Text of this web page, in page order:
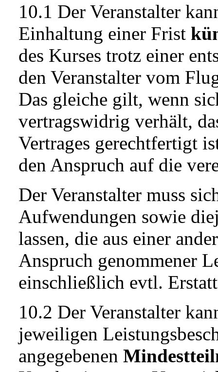
10.1 Der Veranstalter
Einhaltung einer Frist
des Kurses trotz einer
den Veranstalter vom
Das gleiche gilt, wenn
vertragswidrig verhält,
Vertrages gerechtfertigt
den Anspruch auf die
Der Veranstalter muss
Aufwendungen sowie
lassen, die aus einer
Anspruch genommener
einschließlich evtl.
10.2 Der Veranstalter
jeweiligen
angegebenen